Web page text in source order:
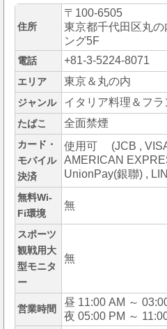
住所
〒100-6505
東京都千代田区丸
ング5F
電話 +81-3-5224-8071
エリア 東京＆丸の内
ジャンル イタリア料理＆フ
たばこ 全面禁煙
カード・
モバイル
決済
使用可 (JCB ,
AMERICAN
UnionPay(銀聯) ,
無料Wi-
Fi環境
無
スポーツ
観戦用大
型モニタ
ー
無
営業時間
昼 11:00 AM ～
夜 05:00 PM ～